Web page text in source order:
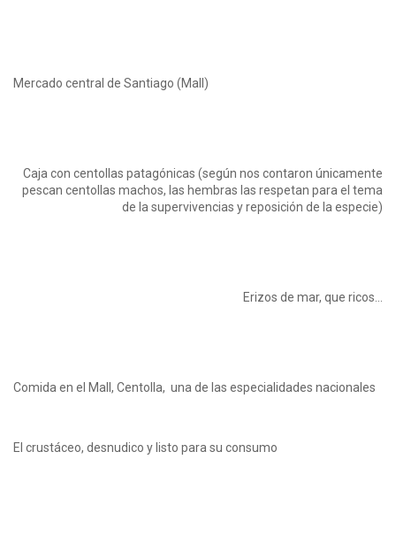
Mercado central de Santiago (Mall)
Caja con centollas patagónicas (según nos contaron únicamente
pescan centollas machos, las hembras las respetan para el tema
de la supervivencias y reposición de la especie)
Erizos de mar, que ricos…
Comida en el Mall, Centolla, una de las especialidades nacionales
El crustáceo, desnudico y listo para su consumo